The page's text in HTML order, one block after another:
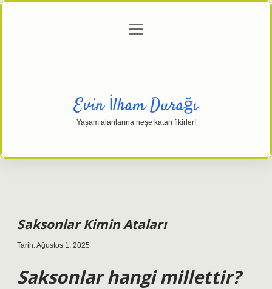
Gizlilik Politikası
menüyü
Evin İlham Durağı
Yaşam alanlarına neşe katan fikirler!
Saksonlar Kimin Ataları
Tarih: Ağustos 1, 2025
Saksonlar hangi millettir?